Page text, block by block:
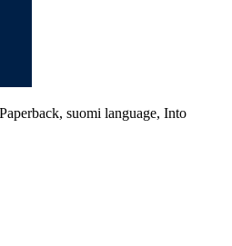
suomi language, Into